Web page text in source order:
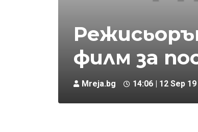
филм за
Mreja.bg 14:06 | 12 Sep 19